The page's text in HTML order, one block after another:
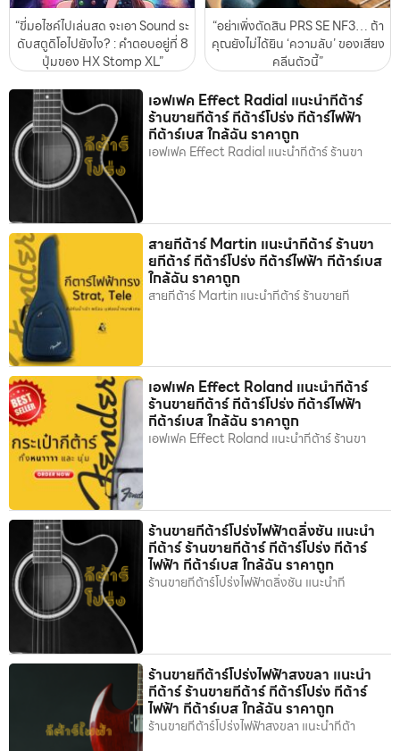
“ขี่มอไซค์ไปเล่นสด จะเอา Sound ระ
ดับสตูดิโอไปยังไง? : คำตอบอยู่ที่ 8
ปุ่มของ HX Stomp XL”
“อย่าเพิ่งตัดสิน PRS SE NF3… ถ้า
คุณยังไม่ได้ยิน ‘ความลับ’ ของเสียง
คลีนตัวนี้”
เอฟเฟค Effect Radial แนะนำกีต้าร์
ร้านขายกีต้าร์ กีต้าร์โปร่ง กีต้าร์ไฟฟ้า
กีต้าร์เบส ใกล้ฉัน ราคาถูก
เอฟเฟค Effect Radial แนะนำกีต้าร์ ร้านขา
สายกีต้าร์ Martin แนะนำกีต้าร์ ร้านขา
ยกีต้าร์ กีต้าร์โปร่ง กีต้าร์ไฟฟ้า กีต้าร์เบส
ใกล้ฉัน ราคาถูก
สายกีต้าร์ Martin แนะนำกีต้าร์ ร้านขายกี
เอฟเฟค Effect Roland แนะนำกีต้าร์
ร้านขายกีต้าร์ กีต้าร์โปร่ง กีต้าร์ไฟฟ้า
กีต้าร์เบส ใกล้ฉัน ราคาถูก
เอฟเฟค Effect Roland แนะนำกีต้าร์ ร้านขา
ร้านขายกีต้าร์โปร่งไฟฟ้าตลิ่งชัน แนะนำ
กีต้าร์ ร้านขายกีต้าร์ กีต้าร์โปร่ง กีต้าร์
ไฟฟ้า กีต้าร์เบส ใกล้ฉัน ราคาถูก
ร้านขายกีต้าร์โปร่งไฟฟ้าตลิ่งชัน แนะนำกี
ร้านขายกีต้าร์โปร่งไฟฟ้าสงขลา แนะนำ
กีต้าร์ ร้านขายกีต้าร์ กีต้าร์โปร่ง กีต้าร์
ไฟฟ้า กีต้าร์เบส ใกล้ฉัน ราคาถูก
ร้านขายกีต้าร์โปร่งไฟฟ้าสงขลา แนะนำกีต้า